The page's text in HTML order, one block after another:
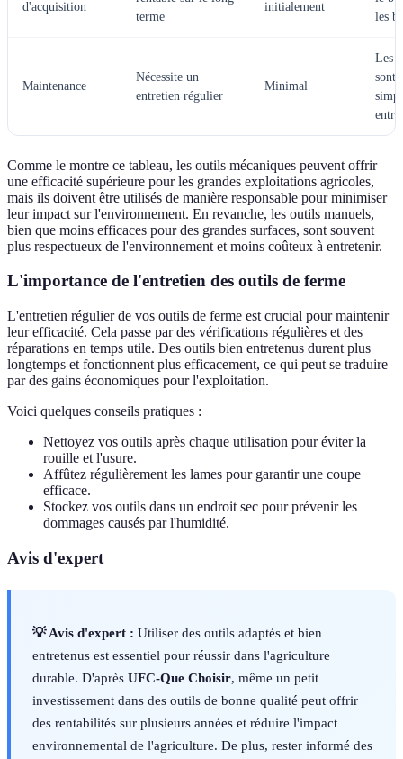
d'acquisition
terme
initialement
les
Maintenance
Nécessite un
entretien régulier
Minimal
Les
sont
Comme le montre ce tableau, les outils mécaniques peuvent offrir
une efficacité supérieure pour les grandes exploitations agricoles,
mais ils doivent être utilisés de manière responsable pour minimiser
leur impact sur l'environnement. En revanche, les outils manuels,
bien que moins efficaces pour des grandes surfaces, sont souvent
plus respectueux de l'environnement et moins coûteux à entretenir.
L'importance de l'entretien des outils de ferme
L'entretien régulier de vos outils de ferme est crucial pour maintenir
leur efficacité. Cela passe par des vérifications régulières et des
réparations en temps utile. Des outils bien entretenus durent plus
longtemps et fonctionnent plus efficacement, ce qui peut se traduire
par des gains économiques pour l'exploitation.
Voici quelques conseils pratiques :
Nettoyez vos outils après chaque utilisation pour éviter la
rouille et l'usure.
Affûtez régulièrement les lames pour garantir une coupe
efficace.
Stockez vos outils dans un endroit sec pour prévenir les
dommages causés par l'humidité.
Avis d'expert
💡 Avis d'expert : Utiliser des outils adaptés et bien
entretenus est essentiel pour réussir dans l'agriculture
durable. D'après UFC-Que Choisir, même un petit
investissement dans des outils de bonne qualité peut offrir
des rentabilités sur plusieurs années et réduire l'impact
environnemental de l'agriculture. De plus, rester informé des